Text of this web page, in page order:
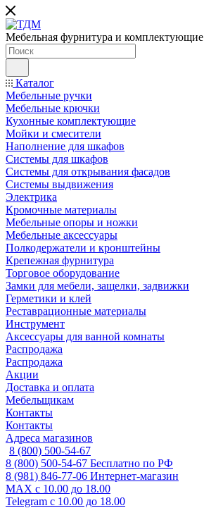
Мебельная фурнитура и комплектующие
Каталог
Мебельные ручки
Мебельные крючки
Кухонные комплектующие
Мойки и смесители
Наполнение для шкафов
Cистемы для шкафов
Системы для открывания фасадов
Системы выдвижения
Электрика
Кромочные материалы
Мебельные опоры и ножки
Мебельные аксессуары
Полкодержатели и кронштейны
Крепежная фурнитура
Торговое оборудование
Замки для мебели, защелки, задвижки
Герметики и клей
Реставрационные материалы
Инструмент
Аксессуары для ванной комнаты
Распродажа
Распродажа
Акции
Доставка и оплата
Мебельщикам
Контакты
Контакты
Адреса магазинов
8 (800) 500-54-67
8 (800) 500-54-67 Бесплатно по РФ
8 (981) 846-77-06 Интернет-магазин
MAX с 10.00 до 18.00
Telegram с 10.00 до 18.00